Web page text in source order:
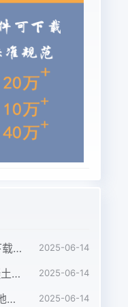
GB 30871-2022免费下载危险化学品企业特殊作业安全规范 2025-06-14
GB/T 11836-2009混凝土和钢筋混凝土排水管Concrete and reinforced concrete sewer pipes 2025-06-14
GB/T 19472.1-2019埋地用聚乙烯(PE)结构壁管道系统 第1部分:聚乙烯双壁波纹管材 2025-06-14